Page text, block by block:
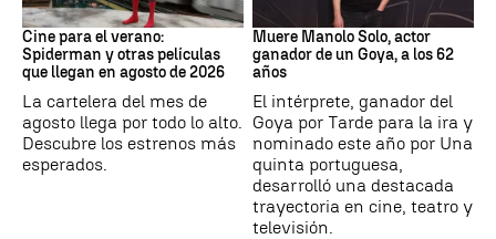
Cine
Cine para el verano:
Spiderman y otras películas
que llegan en agosto de 2026
La cartelera del mes de
agosto llega por todo lo alto.
Descubre los estrenos más
esperados.
Actor
Muere Manolo Solo, actor
ganador de un Goya, a los 62
años
El intérprete, ganador del
Goya por Tarde para la ira y
nominado este año por Una
quinta portuguesa,
desarrolló una destacada
trayectoria en cine, teatro y
televisión.